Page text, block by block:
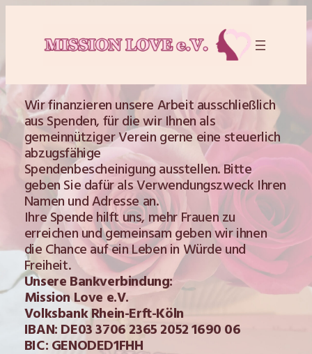
springen
Wir finanzieren unsere Arbeit ausschließlich
aus Spenden, für die wir Ihnen als
gemeinnütziger Verein gerne eine steuerlich
abzugsfähige
Spendenbescheinigung ausstellen. Bitte
geben Sie dafür als Verwendungszweck Ihren
Namen und Adresse an.
Ihre Spende hilft uns, mehr Frauen zu
erreichen und gemeinsam geben wir ihnen
die Chance auf ein Leben in Würde und
Freiheit.
Unsere Bankverbindung:
Mission Love e.V.
Volksbank Rhein-Erft-Köln
IBAN: DE03 3706 2365 2052 1690 06
BIC: GENODED1FHH